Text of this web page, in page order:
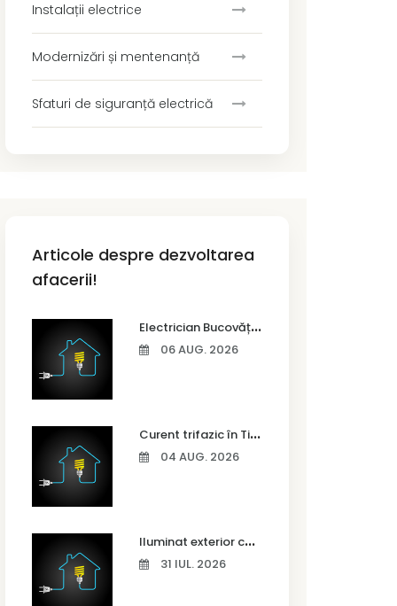
Instalații electrice
Modernizări și mentenanță
Sfaturi de siguranță electrică
Articole despre dezvoltarea
afacerii!
E
lectrician Bucovăț – instalații electrice complete pentru case noi
06 AUG. 2026
C
urent trifazic în Timișoara – când ai nevoie și cum îl alegi
04 AUG. 2026
I
luminat exterior casă Timișoara – idei pentru siguranță și confort
31 IUL. 2026